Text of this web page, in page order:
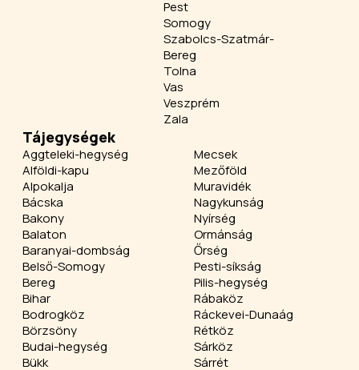
Pest
Somogy
Szabolcs-Szatmár-
Bereg
Tolna
Vas
Veszprém
Zala
Tájegységek
Aggteleki-hegység
Alföldi-kapu
Alpokalja
Bácska
Bakony
Balaton
Baranyai-dombság
Belső-Somogy
Bereg
Bihar
Bodrogköz
Börzsöny
Budai-hegység
Bükk
Mecsek
Mezőföld
Muravidék
Nagykunság
Nyírség
Ormánság
Őrség
Pesti-síkság
Pilis-hegység
Rábaköz
Ráckevei-Dunaág
Rétköz
Sárköz
Sárrét